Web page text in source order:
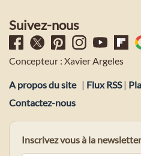
Suivez-nous
Concepteur : Xavier Argeles
A propos du site | Flux RSS|
Contactez-nous
Inscrivez vous à la